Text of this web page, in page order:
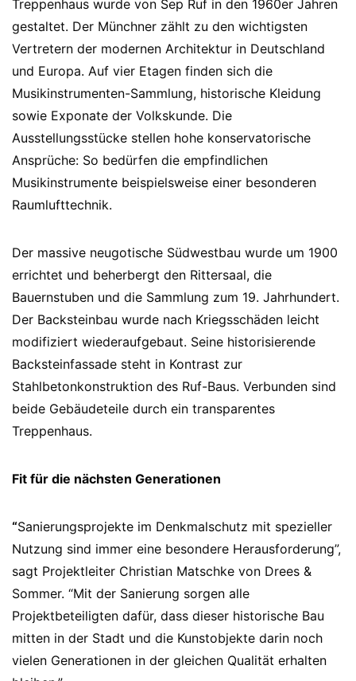
Treppenhaus wurde von Sep Ruf in den 1960er Jahren
gestaltet. Der Münchner zählt zu den wichtigsten
Vertretern der modernen Architektur in Deutschland
und Europa. Auf vier Etagen finden sich die
Musikinstrumenten-Sammlung, historische Kleidung
sowie Exponate der Volkskunde. Die
Ausstellungsstücke stellen hohe konservatorische
Ansprüche: So bedürfen die empfindlichen
Musikinstrumente beispielsweise einer besonderen
Raumlufttechnik.
Der massive neugotische Südwestbau wurde um 1900
errichtet und beherbergt den Rittersaal, die
Bauernstuben und die Sammlung zum 19. Jahrhundert.
Der Backsteinbau wurde nach Kriegsschäden leicht
modifiziert wiederaufgebaut. Seine historisierende
Backsteinfassade steht in Kontrast zur
Stahlbetonkonstruktion des Ruf-Baus. Verbunden sind
beide Gebäudeteile durch ein transparentes
Treppenhaus.
Fit für die nächsten Generationen
“Sanierungsprojekte im Denkmalschutz mit spezieller
Nutzung sind immer eine besondere Herausforderung”,
sagt Projektleiter Christian Matschke von Drees &
Sommer. “Mit der Sanierung sorgen alle
Projektbeteiligten dafür, dass dieser historische Bau
mitten in der Stadt und die Kunstobjekte darin noch
vielen Generationen in der gleichen Qualität erhalten